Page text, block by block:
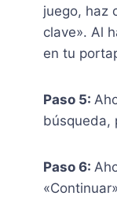
juego, haz
clave». Al
en tu
Paso 5:
búsqueda,
Paso 6: